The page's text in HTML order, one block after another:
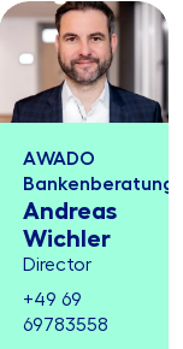
AWADO
Bankenberatung
Andreas
Wichler
Director
+49 69
69783558